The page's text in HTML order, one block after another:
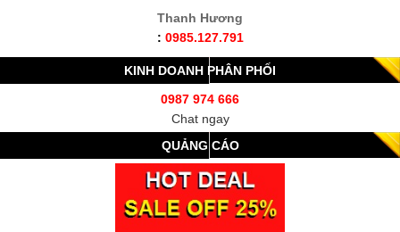
Thanh Hương
: 0985.127.791
KINH DOANH PHÂN PHỐI
0987 974 666
Chat ngay
QUẢNG CÁO